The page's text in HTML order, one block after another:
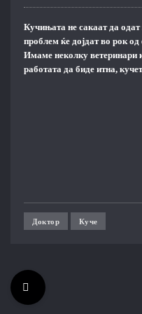
Кучињата не сакаат да
проблем ќе дојдат во рок од
Имаме неколку ветеринари
работата да биде итна,
Доктор Куче